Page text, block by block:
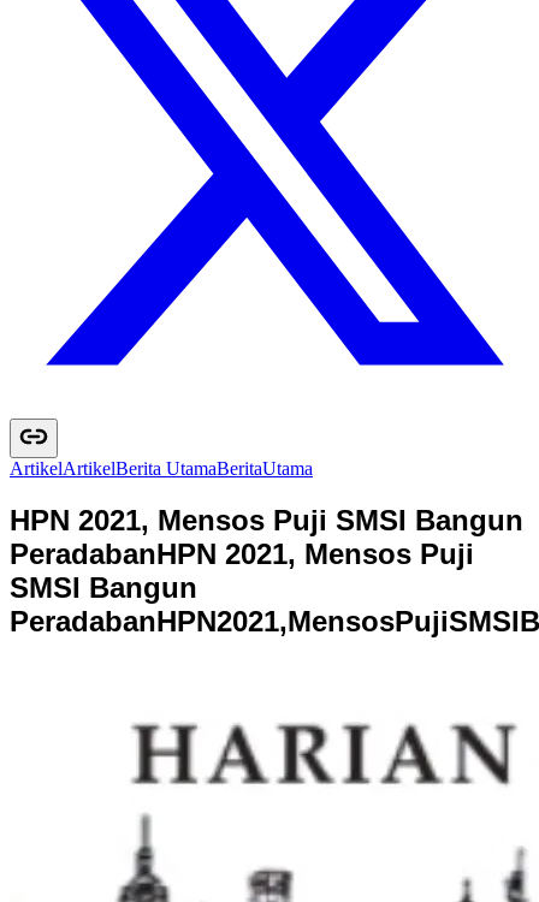
ArtikelArtikelBerita UtamaBeritaUtama
HPN 2021, Mensos Puji SMSI Bangun
PeradabanHPN 2021, Mensos Puji
SMSI Bangun
PeradabanHPN2021,MensosPujiSMSIB